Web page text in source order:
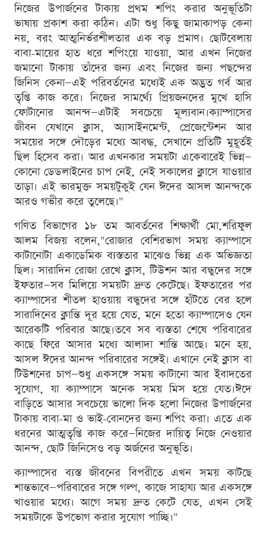
নিজের উপার্জনের টাকায় প্রথম শপিং করার অনুভূতিটা
ভাষায় প্রকাশ করা কঠিন। এটা শুধু কিছু জামাকাপড় কেনা
নয়, বরং আত্মনির্ভরশীলতার এক বড় প্রমাণ। ছোটবেলায়
বাবা-মায়ের হাত ধরে শপিংয়ে যাওয়া, আর এখন নিজের
জমানো টাকায় তাঁদের জন্য এবং নিজের জন্য পছন্দের
জিনিস কেনা—এই পরিবর্তনের মধ্যেই এক অদ্ভুত গর্ব আর
তৃপ্তি কাজ করে। নিজের সামর্থ্যে প্রিয়জনদের মুখে হাসি
ফোটানোর আনন্দ—এটাই সবচেয়ে মূল্যবান।ক্যাম্পাসের
জীবন যেখানে ক্লাস, অ্যাসাইনমেন্ট, প্রেজেন্টেশন আর
সময়ের সঙ্গে দৌড়ের মধ্যে আবদ্ধ, সেখানে প্রতিটি মুহূর্তই
ছিল হিসেব করা। আর এখনকার সময়টা একেবারেই ভিন্ন—
কোনো ডেডলাইনের চাপ নেই, নেই সকালের ক্লাসে যাওয়ার
তাড়া। এই ভারমুক্ত সময়টুকুই যেন ঈদের আসল আনন্দকে
আরও গভীর করে তুলেছে।"
গণিত বিভাগের ১৮ তম আবর্তনের শিক্ষার্থী মো.শরিফুল
আলম বিজয় বলেন,"রোজার বেশিরভাগ সময় ক্যাম্পাসে
কাটানোটা একাডেমিক ব্যস্ততার মাঝেও ভিন্ন এক অভিজ্ঞতা
ছিল। সারাদিন রোজা রেখে ক্লাস, টিউশন আর বন্ধুদের সঙ্গে
ইফতার—সব মিলিয়ে সময়টা দ্রুত কেটেছে। ইফতারের পর
ক্যাম্পাসের শীতল হাওয়ায় বন্ধুদের সঙ্গে হাঁটতে বের হলে
সারাদিনের ক্লান্তি দূর হয়ে যেত, মনে হতো ক্যাম্পাসেও যেন
আরেকটি পরিবার আছে।তবে সব ব্যস্ততা শেষে পরিবারের
কাছে ফিরে আসার মধ্যে আলাদা শান্তি আছে। মনে হয়,
আসল ঈদের আনন্দ পরিবারের সঙ্গেই। এখানে নেই ক্লাস বা
টিউশনের চাপ—শুধু একসঙ্গে সময় কাটানো আর ইবাদতের
সুযোগ, যা ক্যাম্পাসে অনেক সময় মিস হয়ে যেত।ঈদে
বাড়িতে আসার সবচেয়ে ভালো দিক হলো নিজের উপার্জনের
টাকায় বাবা-মা ও ভাই-বোনদের জন্য শপিং করা। এতে এক
ধরনের আত্মতৃপ্তি কাজ করে—নিজের দায়িত্ব নিজে নেওয়ার
আনন্দ, ছোট জিনিসেও বড় অর্জনের অনুভূতি।
ক্যাম্পাসের ব্যস্ত জীবনের বিপরীতে এখন সময় কাটছে
শান্তভাবে—পরিবারের সঙ্গে গল্প, কাজে সাহায্য আর একসঙ্গে
খাওয়ার মধ্যে। আগে সময় দ্রুত কেটে যেত, এখন সেই
সময়টাকে উপভোগ করার সুযোগ পাচ্ছি।"